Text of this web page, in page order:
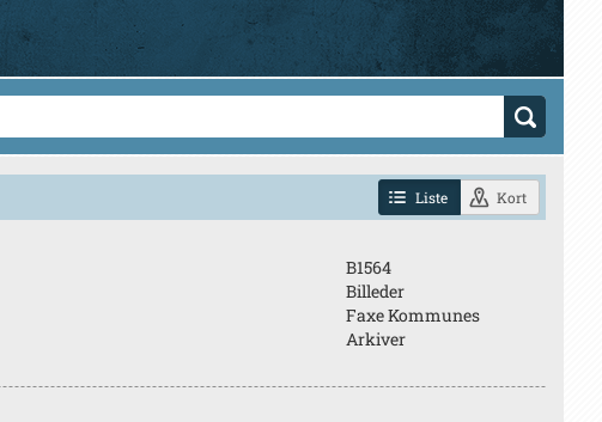
Liste Kort
B1564
Billeder
Faxe Kommunes
Arkiver